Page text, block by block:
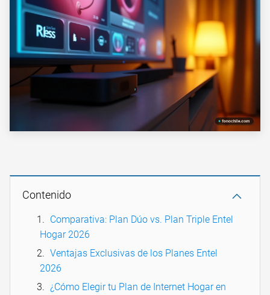
Contenido
Comparativa: Plan Dúo vs. Plan Triple Entel
Hogar 2026
Ventajas Exclusivas de los Planes Entel
2026
¿Cómo Elegir tu Plan de Internet Hogar en